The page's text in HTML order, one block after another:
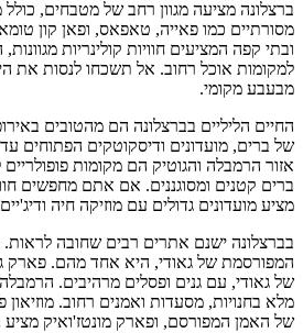
ברצלונה מציעה מגוון רחב של מטבחים,
מסורתיים כמו פאייה, טאפאס, ופאן קון
ובתי קפה המציעים חוויות קולינריות
למקומות אוכל רחוב. אל תשכחו לנסות את
מבעבע מקומי.
החיים הליליים בברצלונה הם מהטובים
של ברים, מועדונים ודיסקוטקים הפתוחים
אזור הרמבלה והגוטיק הם מקומות
ברים קטנים ומסוגננים. אם אתם מחפשים
מציע מועדונים גדולים עם מוזיקה חיה
בברצלונה ישנם אתרים רבים שחובה לראות.
המפורסמת של גאודי, היא אחד מהם. פארק
של גאודי, עם גנים ופסלים מרהיבים.
מלא בחנויות, מסעדות ואמנים רחוב. מוזיאון
של האמן המפורסם, ופארק מונטז'ואיק מציע